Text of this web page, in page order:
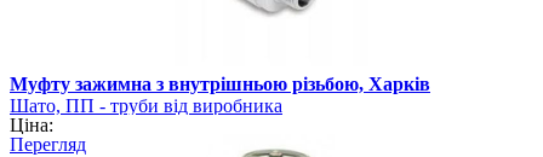
Муфту зажимна з внутрішньою різьбою, Харків
Шато, ПП - труби від виробника
Ціна:
Перегляд